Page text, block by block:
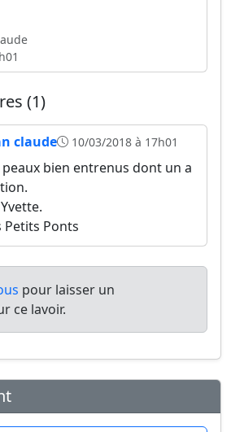
(1)
claude 10/03/2018 à 17h01
bien entrenus dont un a
Petits Ponts
pour laisser un
ce lavoir.